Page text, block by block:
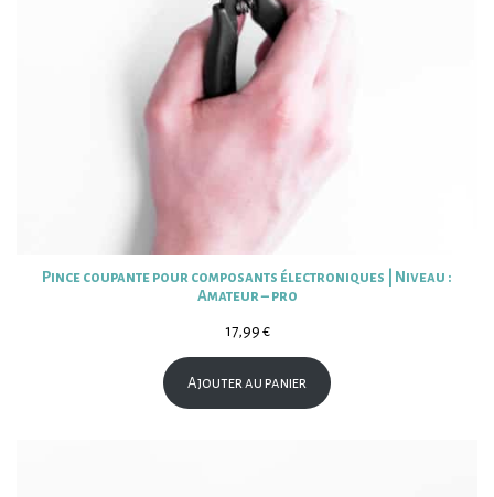
Pince coupante pour composants électroniques | Niveau :
Amateur – pro
17,99 €
Ajouter au panier